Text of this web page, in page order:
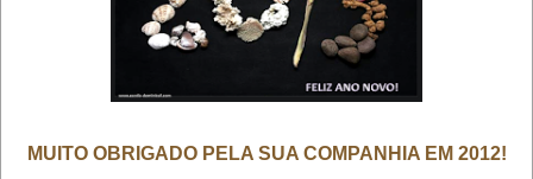
MUITO OBRIGADO PELA SUA COMPANHIA EM 2012!